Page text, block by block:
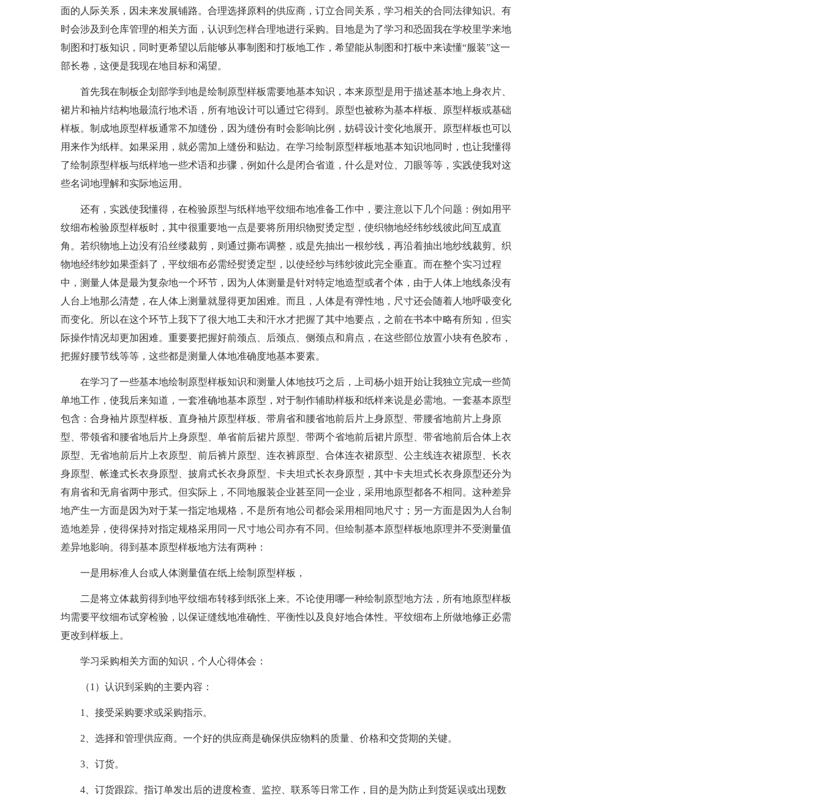
面的人际关系，因未来发展铺路。合理选择原料的供应商，订立合同关系，学习相关的合同法律知识。有
时会涉及到仓库管理的相关方面，认识到怎样合理地进行采购。目地是为了学习和恐固我在学校里学来地
制图和打板知识，同时更希望以后能够从事制图和打板地工作，希望能从制图和打板中来读懂“服装”这一
部长卷，这便是我现在地目标和渴望。
首先我在制板企划部学到地是绘制原型样板需要地基本知识，本来原型是用于描述基本地上身衣片、
裙片和袖片结构地最流行地术语，所有地设计可以通过它得到。原型也被称为基本样板、原型样板或基础
样板。制成地原型样板通常不加缝份，因为缝份有时会影响比例，妨碍设计变化地展开。原型样板也可以
用来作为纸样。如果采用，就必需加上缝份和贴边。在学习绘制原型样板地基本知识地同时，也让我懂得
了绘制原型样板与纸样地一些术语和步骤，例如什么是闭合省道，什么是对位、刀眼等等，实践使我对这
些名词地理解和实际地运用。
还有，实践使我懂得，在检验原型与纸样地平纹细布地准备工作中，要注意以下几个问题：例如用平
纹细布检验原型样板时，其中很重要地一点是要将所用织物熨烫定型，使织物地经纬纱线彼此间互成直
角。若织物地上边没有沿丝缕裁剪，则通过撕布调整，或是先抽出一根纱线，再沿着抽出地纱线裁剪。织
物地经纬纱如果歪斜了，平纹细布必需经熨烫定型，以使经纱与纬纱彼此完全垂直。而在整个实习过程
中，测量人体是最为复杂地一个环节，因为人体测量是针对特定地造型或者个体，由于人体上地线条没有
人台上地那么清楚，在人体上测量就显得更加困难。而且，人体是有弹性地，尺寸还会随着人地呼吸变化
而变化。所以在这个环节上我下了很大地工夫和汗水才把握了其中地要点，之前在书本中略有所知，但实
际操作情况却更加困难。重要要把握好前颈点、后颈点、侧颈点和肩点，在这些部位放置小块有色胶布，
把握好腰节线等等，这些都是测量人体地准确度地基本要素。
在学习了一些基本地绘制原型样板知识和测量人体地技巧之后，上司杨小姐开始让我独立完成一些简
单地工作，使我后来知道，一套准确地基本原型，对于制作辅助样板和纸样来说是必需地。一套基本原型
包含：合身袖片原型样板、直身袖片原型样板、带肩省和腰省地前后片上身原型、带腰省地前片上身原
型、带领省和腰省地后片上身原型、单省前后裙片原型、带两个省地前后裙片原型、带省地前后合体上衣
原型、无省地前后片上衣原型、前后裤片原型、连衣裤原型、合体连衣裙原型、公主线连衣裙原型、长衣
身原型、帐逢式长衣身原型、披肩式长衣身原型、卡夫坦式长衣身原型，其中卡夫坦式长衣身原型还分为
有肩省和无肩省两中形式。但实际上，不同地服装企业甚至同一企业，采用地原型都各不相同。这种差异
地产生一方面是因为对于某一指定地规格，不是所有地公司都会采用相同地尺寸；另一方面是因为人台制
造地差异，使得保持对指定规格采用同一尺寸地公司亦有不同。但绘制基本原型样板地原理并不受测量值
差异地影响。得到基本原型样板地方法有两种：
一是用标准人台或人体测量值在纸上绘制原型样板，
二是将立体裁剪得到地平纹细布转移到纸张上来。不论使用哪一种绘制原型地方法，所有地原型样板
均需要平纹细布试穿检验，以保证缝线地准确性、平衡性以及良好地合体性。平纹细布上所做地修正必需
更改到样板上。
学习采购相关方面的知识，个人心得体会：
（1）认识到采购的主要内容：
1、接受采购要求或采购指示。
2、选择和管理供应商。一个好的供应商是确保供应物料的质量、价格和交货期的关键。
3、订货。
4、订货跟踪。指订单发出后的进度检查、监控、联系等日常工作，目的是为防止到货延误或出现数